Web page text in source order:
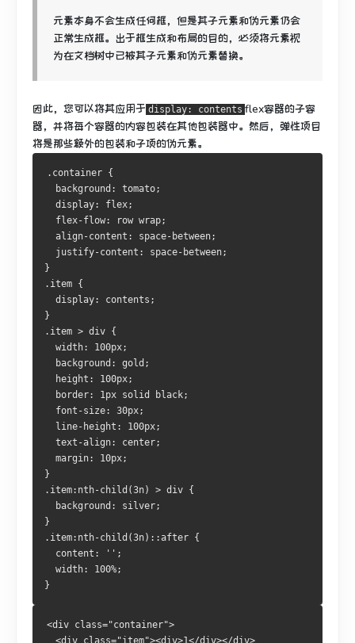
元素本身不会生成任何框，但是其子元素和伪元素仍会
正常生成框。 出于框生成和布局的目的，必须将元素视
为在文档树中已被其子元素和伪元素替换。
因此，您可以将其应用于 display: contents flex容器的子容
器，并将每个容器的内容包装在其他包装器中。 然后，弹性项目
将是那些额外的包装和子项的伪元素。
.container {
  background: tomato;
  display: flex;
  flex-flow: row wrap;
  align-content: space-between;
  justify-content: space-between;
}
.item {
  display: contents;
}
.item > div {
  width: 100px;
  background: gold;
  height: 100px;
  border: 1px solid black;
  font-size: 30px;
  line-height: 100px;
  text-align: center;
  margin: 10px;
}
.item:nth-child(3n) > div {
  background: silver;
}
.item:nth-child(3n)::after {
  content: '';
  width: 100%;
}
<div class="container">
  <div class="item"><div>1</div></div>